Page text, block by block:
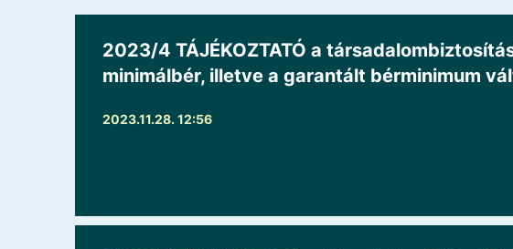
2023/4 TÁJÉKOZTATÓ a
minimálbér, illetve a garantált bérminimum
2023.11.28. 12:56